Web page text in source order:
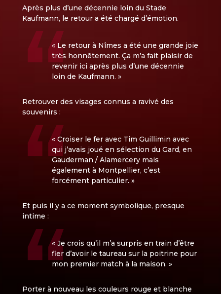
Après plus d’une décennie loin du Stade
Kaufmann, le retour a été chargé d’émotion.
« Le retour à Nîmes a été une grande joie
très honnêtement. Ça m’a fait plaisir de
revenir ici après plus d’une décennie
loin de Kaufmann. »
Retrouver des visages connus a ravivé des
souvenirs :
« Croiser le fer avec Tim Guillimin avec
qui j’avais joué en sélection du Gard, en
Gauderman / Alamercery mais
également à Montpellier, c’est
forcément particulier. »
Et puis il y a ce moment symbolique, presque
intime :
« Je crois qu’il m’a surpris en train d’être
fier d’avoir le taureau sur la poitrine pour
mon premier match à la maison. »
Porter à nouveau les couleurs rouge et blanche